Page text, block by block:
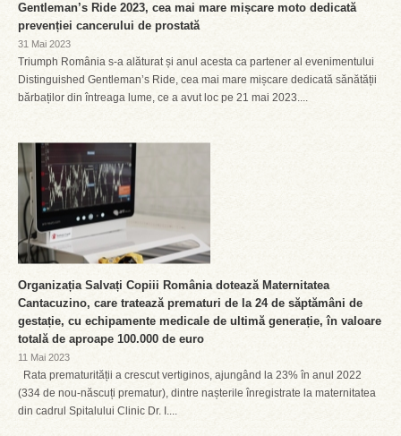
Gentleman’s Ride 2023, cea mai mare mișcare moto dedicată
prevenției cancerului de prostată
31 Mai 2023
Triumph România s-a alăturat și anul acesta ca partener al evenimentului
Distinguished Gentleman’s Ride, cea mai mare mișcare dedicată sănătății
bărbaților din întreaga lume, ce a avut loc pe 21 mai 2023....
Organizația Salvați Copiii România dotează Maternitatea
Cantacuzino, care tratează prematuri de la 24 de săptămâni de
gestație, cu echipamente medicale de ultimă generație, în valoare
totală de aproape 100.000 de euro
11 Mai 2023
Rata prematurității a crescut vertiginos, ajungând la 23% în anul 2022
(334 de nou-născuți prematur), dintre nașterile înregistrate la maternitatea
din cadrul Spitalului Clinic Dr. I....